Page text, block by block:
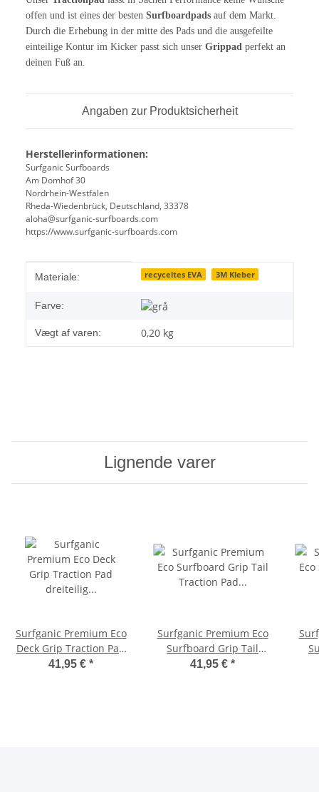
offen und ist eines der besten Surfboardpads auf dem Markt.
Durch die Erhebung in der mitte des Pads und die ausgefeilte
einteilige Kontur im Kicker passt sich unser Grippad perfekt an
deinen Fuß an.
Angaben zur Produktsicherheit
Herstellerinformationen:
Surfganic Surfboards
Am Domhof 30
Nordrhein-Westfalen
Rheda-Wiedenbrück, Deutschland, 33378
aloha@surfganic-surfboards.com
https://www.surfganic-surfboards.com
#productDetails.itemInformation#
#productDetails.itemValue#
Materiale: recyceltes EVA 3M Kleber
Farve:
Vægt af varen: 0,20 kg
Lignende varer
Surfganic Premium Eco
Deck Grip Traction Pad
dreiteilig weiß
41,95 € *
Surfganic Premium Eco
Surfboard Grip Tail
Traction Pad blau
41,95 € *